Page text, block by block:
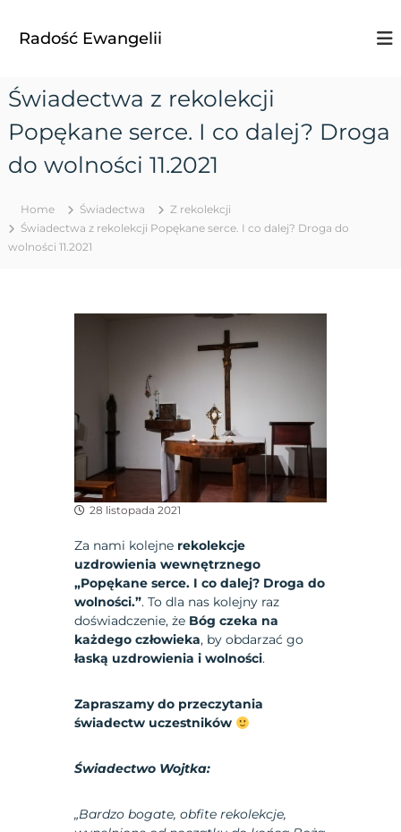
Radość Ewangelii
Świadectwa z rekolekcji
Popękane serce. I co dalej? Droga
do wolności 11.2021
Home Świadectwa
Z rekolekcji
Świadectwa z rekolekcji Popękane serce. I co dalej? Droga do
wolności 11.2021
28 listopada 2021
Za nami kolejne rekolekcje
uzdrowienia wewnętrznego
„Popękane serce. I co dalej? Droga do
wolności.”. To dla nas kolejny raz
doświadczenie, że Bóg czeka na
każdego człowieka, by obdarzać go
łaską uzdrowienia i wolności.
Zapraszamy do przeczytania
świadectw uczestników
Świadectwo Wojtka:
„Bardzo bogate, obfite rekolekcje,